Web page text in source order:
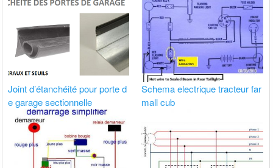
Joint d’étanchéité pour porte d
e garage sectionnelle
Schema electrique tracteur far
mall cub